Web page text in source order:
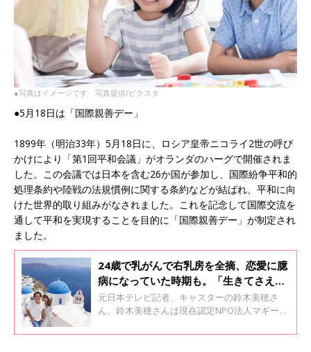
●写真はイメージです 写真提供/ピクスタ
●5月18日は「国際親善デー」
1899年（明治33年）5月18日に、ロシア皇帝ニコライ2世の呼び
かけにより「第1回平和会議」がオランダのハーグで開催されま
した。この会議では日本を含む26か国が参加し、国際紛争平和的
処理条約や陸戦の法規慣例に関する条約などが結ばれ、平和に向
けた世界的取り組みがなされました。これを記念して国際交流を
通して平和を実現することを目的に「国際親善デー」が制定され
ました。
24歳で乳がんで右乳房を全摘、恋愛に臆
病になっていた時期も。「生きてさえい
てくれればいい」と言ってくれたパート
ナーと前を向く【元日本テレビ記者・鈴
元日本テレビ記者、キャスターの鈴木美穂さ
ん。鈴木美穂さんは現在認定NPO法人マギーズ
乳房全切除の手術を受けた鈴木美穂さんは、一